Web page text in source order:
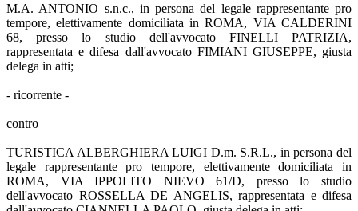
M.A. ANTONIO s.n.c., in persona del legale rappresentante pro
tempore, elettivamente domiciliata in ROMA, VIA CALDERINI
68, presso lo studio dell'avvocato FINELLI PATRIZIA,
rappresentata e difesa dall'avvocato FIMIANI GIUSEPPE, giusta
delega in atti;
- ricorrente -
contro
TURISTICA ALBERGHIERA LUIGI D.m. S.R.L., in persona del
legale rappresentante pro tempore, elettivamente domiciliata in
ROMA, VIA IPPOLITO NIEVO 61/D, presso lo studio
dell'avvocato ROSSELLA DE ANGELIS, rappresentata e difesa